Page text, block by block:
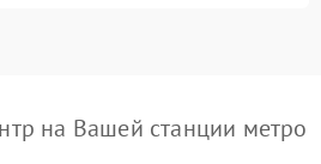
на Вашей станции метро